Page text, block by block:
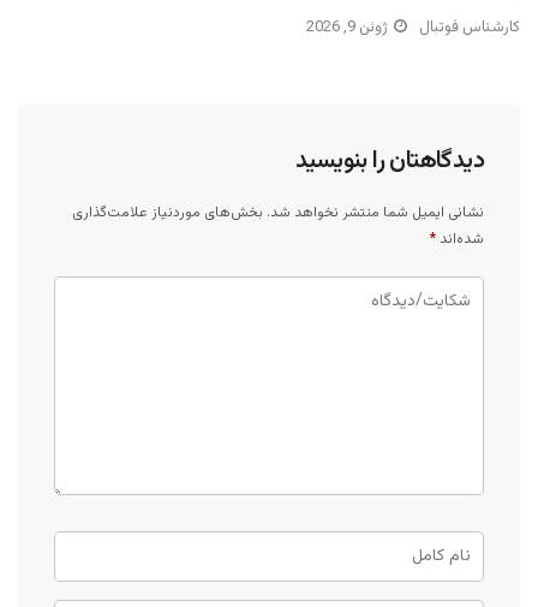
کارشناس فوتبال ژوئن 9, 2026
دیدگاهتان را بنویسید
نشانی ایمیل شما منتشر نخواهد شد. بخش‌های موردنیاز علامت‌گذاری
شده‌اند *